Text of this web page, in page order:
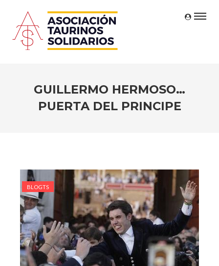
GUILLERMO HERMOSO…
PUERTA DEL PRINCIPE
BLOGTS